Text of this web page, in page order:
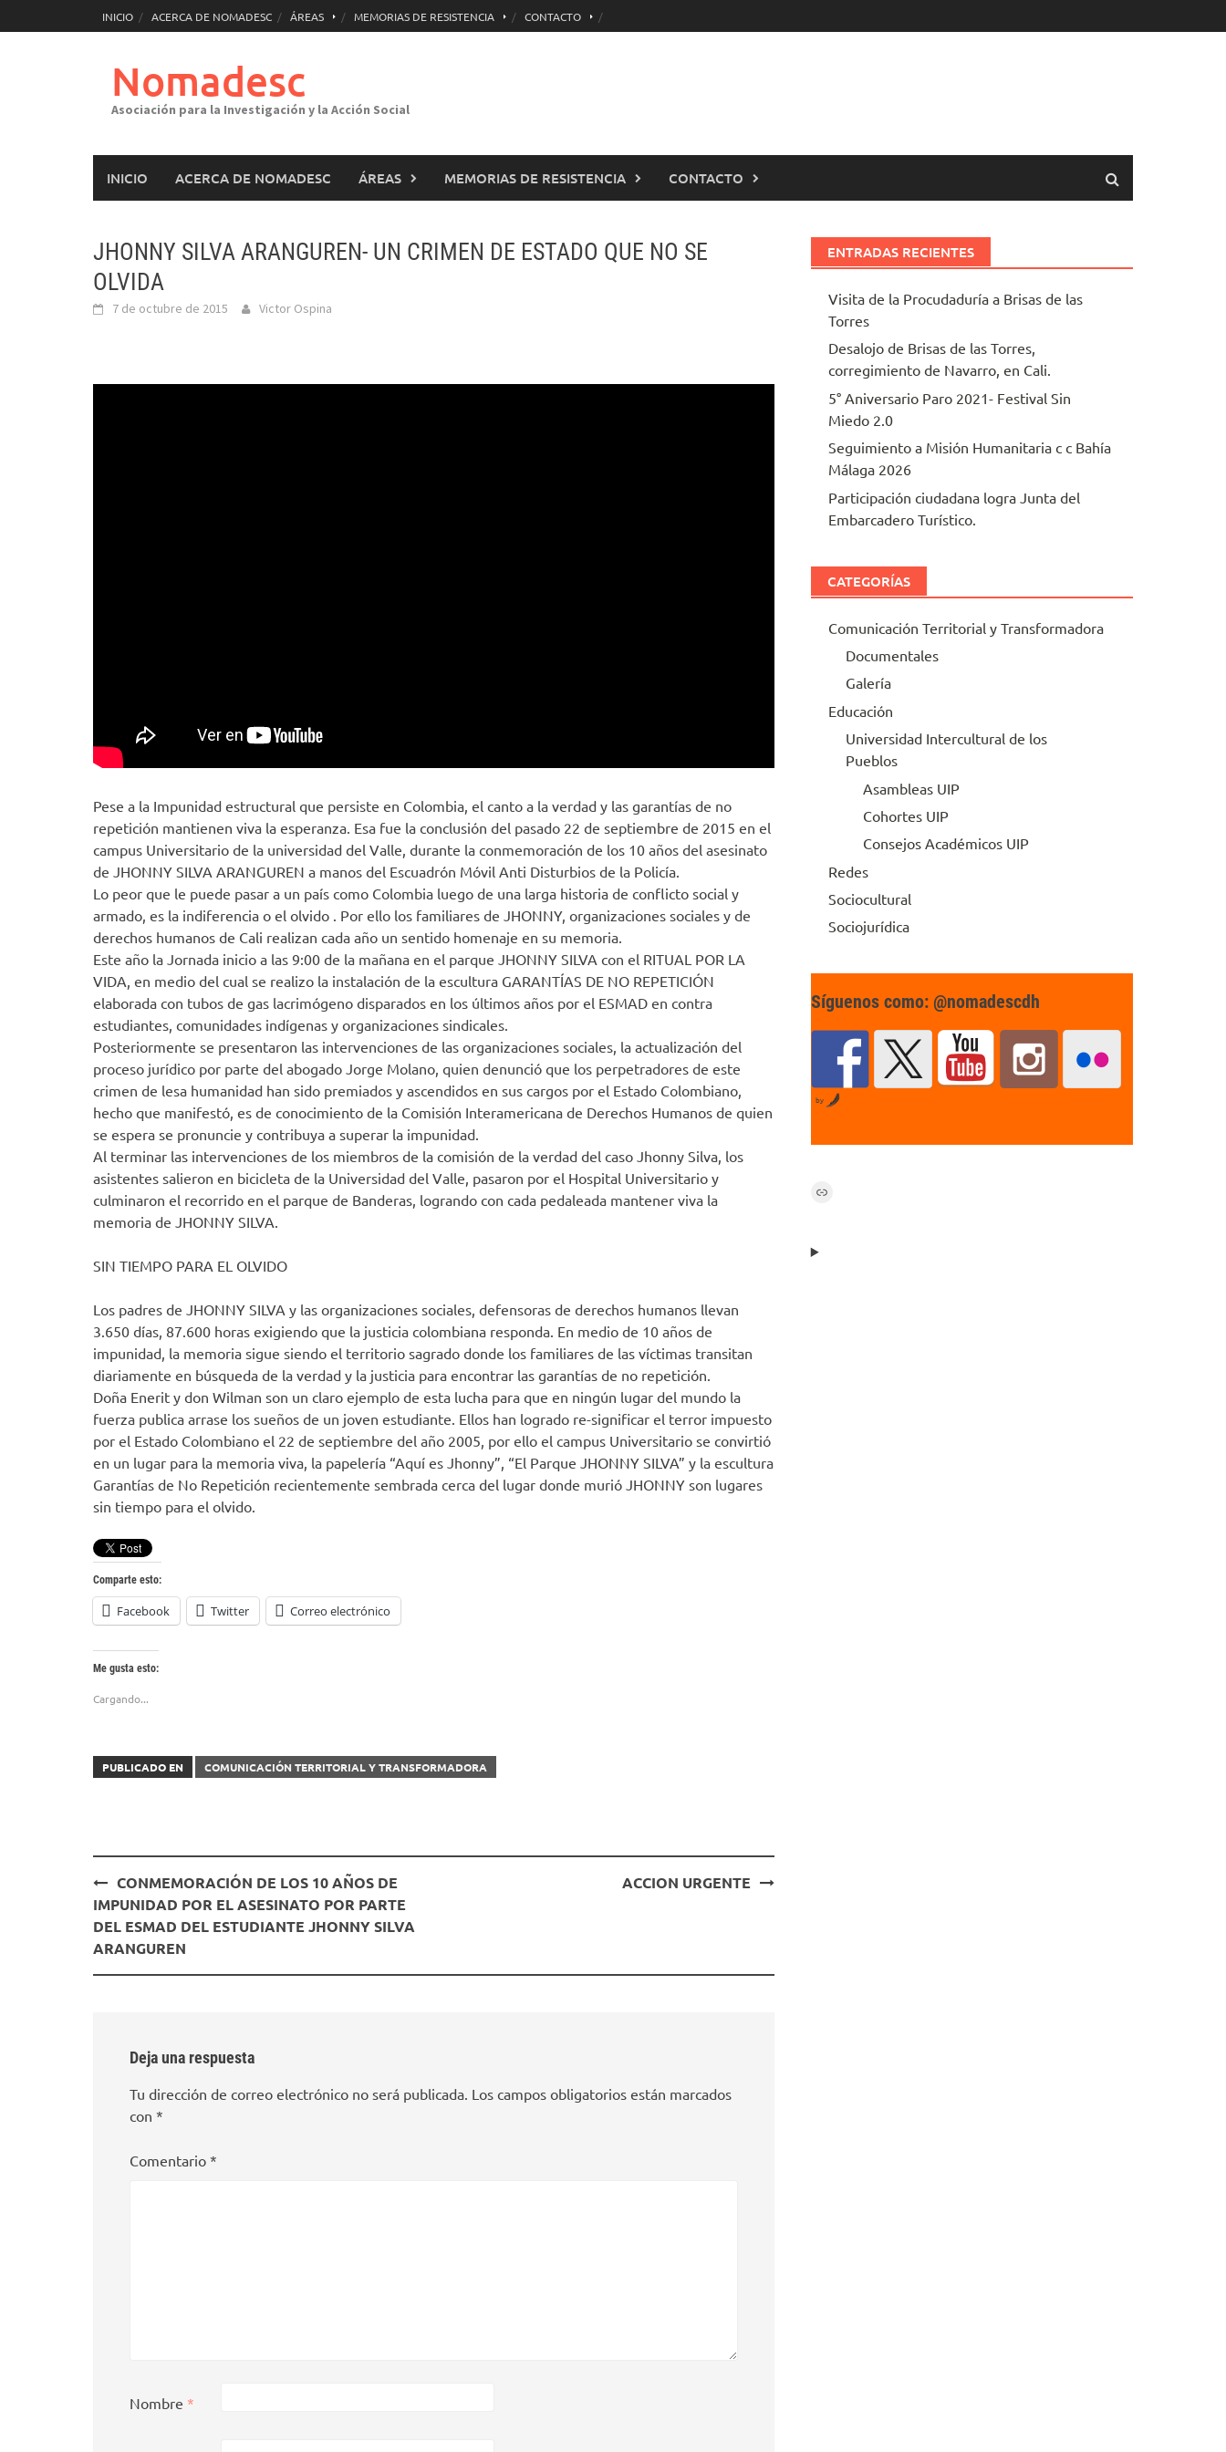
al
INICIO ACERCA DE NOMADESC ÁREAS MEMORIAS DE RESISTENCIA CONTACTO
Nomadesc
Asociación para la Investigación y la Acción Social
INICIO ACERCA DE NOMADESC ÁREAS MEMORIAS DE RESISTENCIA CONTACTO
JHONNY SILVA ARANGUREN- UN CRIMEN DE ESTADO QUE NO SE
OLVIDA
7 de octubre de 2015 Victor Ospina
Pese a la Impunidad estructural que persiste en Colombia, el canto a la verdad y las garantías de no
repetición mantienen viva la esperanza. Esa fue la conclusión del pasado 22 de septiembre de 2015 en el
campus Universitario de la universidad del Valle, durante la conmemoración de los 10 años del asesinato
de JHONNY SILVA ARANGUREN a manos del Escuadrón Móvil Anti Disturbios de la Policía.
Lo peor que le puede pasar a un país como Colombia luego de una larga historia de conflicto social y
armado, es la indiferencia o el olvido . Por ello los familiares de JHONNY, organizaciones sociales y de
derechos humanos de Cali realizan cada año un sentido homenaje en su memoria.
Este año la Jornada inicio a las 9:00 de la mañana en el parque JHONNY SILVA con el RITUAL POR LA
VIDA, en medio del cual se realizo la instalación de la escultura GARANTÍAS DE NO REPETICIÓN
elaborada con tubos de gas lacrimógeno disparados en los últimos años por el ESMAD en contra
estudiantes, comunidades indígenas y organizaciones sindicales.
Posteriormente se presentaron las intervenciones de las organizaciones sociales, la actualización del
proceso jurídico por parte del abogado Jorge Molano, quien denunció que los perpetradores de este
crimen de lesa humanidad han sido premiados y ascendidos en sus cargos por el Estado Colombiano,
hecho que manifestó, es de conocimiento de la Comisión Interamericana de Derechos Humanos de quien
se espera se pronuncie y contribuya a superar la impunidad.
Al terminar las intervenciones de los miembros de la comisión de la verdad del caso Jhonny Silva, los
asistentes salieron en bicicleta de la Universidad del Valle, pasaron por el Hospital Universitario y
culminaron el recorrido en el parque de Banderas, logrando con cada pedaleada mantener viva la
memoria de JHONNY SILVA.
SIN TIEMPO PARA EL OLVIDO
Los padres de JHONNY SILVA y las organizaciones sociales, defensoras de derechos humanos llevan
3.650 días, 87.600 horas exigiendo que la justicia colombiana responda. En medio de 10 años de
impunidad, la memoria sigue siendo el territorio sagrado donde los familiares de las víctimas transitan
diariamente en búsqueda de la verdad y la justicia para encontrar las garantías de no repetición.
Doña Enerit y don Wilman son un claro ejemplo de esta lucha para que en ningún lugar del mundo la
fuerza publica arrase los sueños de un joven estudiante. Ellos han logrado re-significar el terror impuesto
por el Estado Colombiano el 22 de septiembre del año 2005, por ello el campus Universitario se convirtió
en un lugar para la memoria viva, la papelería “Aquí es Jhonny”, “El Parque JHONNY SILVA” y la escultura
Garantías de No Repetición recientemente sembrada cerca del lugar donde murió JHONNY son lugares
sin tiempo para el olvido.
Comparte esto:
Facebook Twitter Correo electrónico
Me gusta esto:
Cargando...
PUBLICADO EN COMUNICACIÓN TERRITORIAL Y TRANSFORMADORA
Navegación
de
entradas
CONMEMORACIÓN DE LOS 10 AÑOS DE
IMPUNIDAD POR EL ASESINATO POR PARTE
DEL ESMAD DEL ESTUDIANTE JHONNY SILVA
ARANGUREN
ACCION URGENTE
Deja una respuesta
Tu dirección de correo electrónico no será publicada. Los campos obligatorios están marcados
con *
Comentario *
Nombre *
ENTRADAS RECIENTES
Visita de la Procudaduría a Brisas de las
Torres
Desalojo de Brisas de las Torres,
corregimiento de Navarro, en Cali.
5° Aniversario Paro 2021- Festival Sin
Miedo 2.0
Seguimiento a Misión Humanitaria c c Bahía
Málaga 2026
Participación ciudadana logra Junta del
Embarcadero Turístico.
CATEGORÍAS
Comunicación Territorial y Transformadora
Documentales
Galería
Educación
Universidad Intercultural de los
Pueblos
Asambleas UIP
Cohortes UIP
Consejos Académicos UIP
Redes
Sociocultural
Sociojurídica
Síguenos como: @nomadescdh
by
Link